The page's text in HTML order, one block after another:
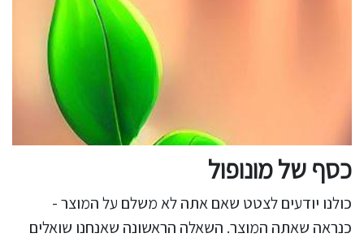
כסף של מונופול
כולנו יודעים לצטט שאם אתה לא משלם על המוצר -
כנראה שאתה המוצר. השאלה הראשונה שאנחנו שואלים